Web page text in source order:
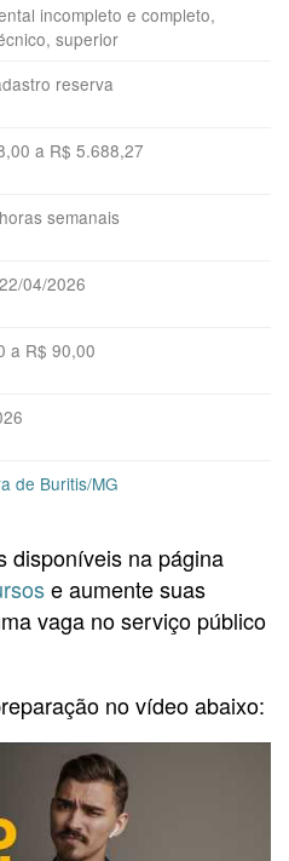
incompleto e completo,
superior
reserva
a R$ 5.688,27
semanais
04/2026
a R$ 90,00
de Buritis/MG
disponíveis na página
e aumente suas
vaga no serviço público
no vídeo abaixo: